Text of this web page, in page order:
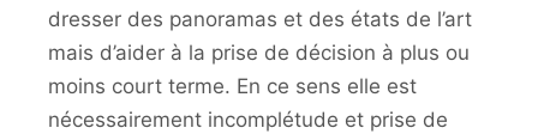
dresser des panoramas et des états de l’art
mais d’aider à la prise de décision à plus ou
moins court terme. En ce sens elle est
nécessairement incomplétude et prise de